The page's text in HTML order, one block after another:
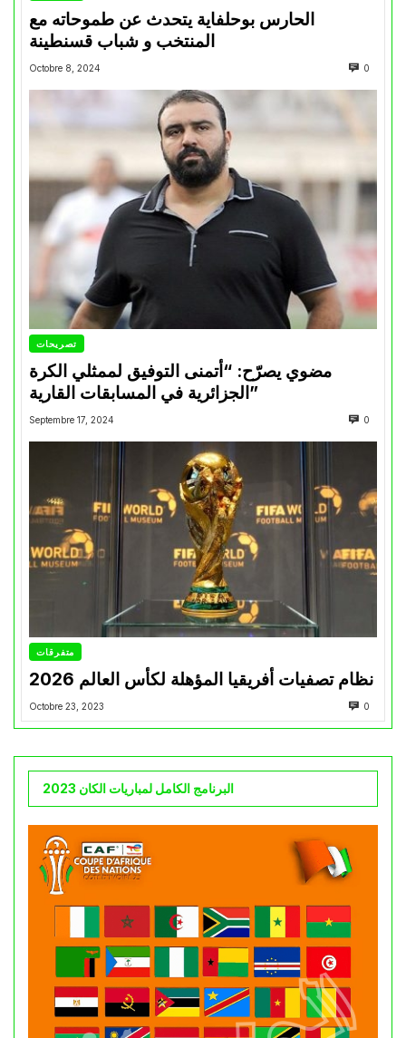
الحارس بوحلفاية يتحدث عن طموحاته مع
المنتخب و شباب قسنطينة
Octobre 8, 2024 0
تصريحات
مضوي يصرّح: “أتمنى التوفيق لممثلي الكرة
الجزائرية في المسابقات القارية”
Septembre 17, 2024 0
متفرقات
نظام تصفيات أفريقيا المؤهلة لكأس العالم 2026
Octobre 23, 2023 0
البرنامج الكامل لمباريات الكان 2023